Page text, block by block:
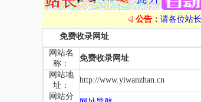
公告： 请各位站
免费收录网址
网站名
称：
免费收录网址
网站地
址：
http://www.yiwanzhan.cn
网站分